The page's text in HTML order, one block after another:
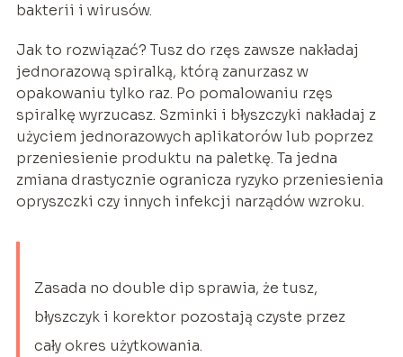
bakterii i wirusów.
Jak to rozwiązać? Tusz do rzęs zawsze nakładaj
jednorazową spiralką, którą zanurzasz w
opakowaniu tylko raz. Po pomalowaniu rzęs
spiralkę wyrzucasz. Szminki i błyszczyki nakładaj z
użyciem jednorazowych aplikatorów lub poprzez
przeniesienie produktu na paletkę. Ta jedna
zmiana drastycznie ogranicza ryzyko przeniesienia
opryszczki czy innych infekcji narządów wzroku.
Zasada no double dip sprawia, że tusz,
błyszczyk i korektor pozostają czyste przez
cały okres użytkowania.